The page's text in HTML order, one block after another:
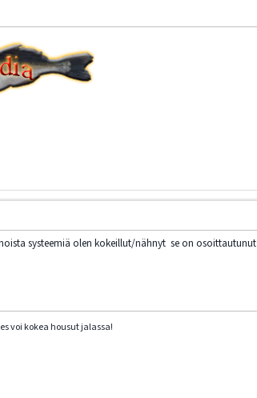
systeemiä olen kokeillut/nähnyt se on osoittautunut
voi kokea housut jalassa!